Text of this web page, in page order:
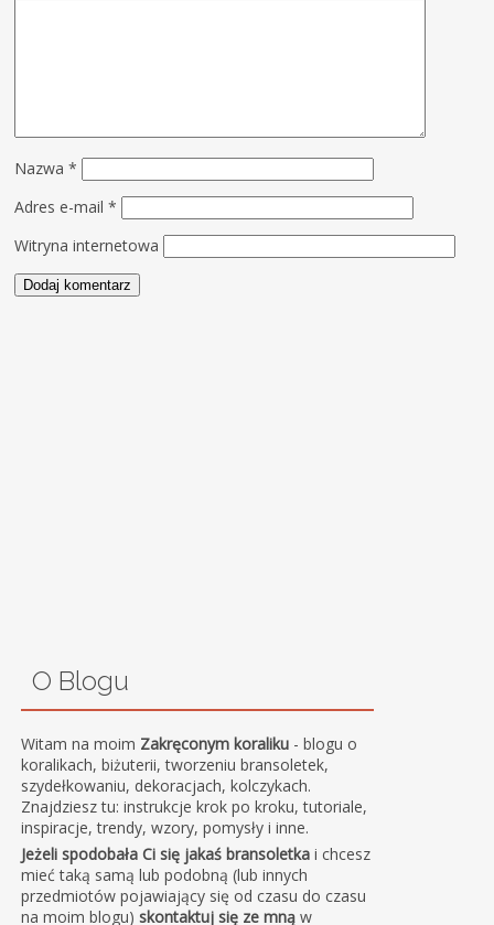
Nazwa*
Adres e-mail*
Witryna internetowa
O Blogu
Witam na moim Zakręconym koraliku - blogu o
koralikach, biżuterii, tworzeniu bransoletek,
szydełkowaniu, dekoracjach, kolczykach.
Znajdziesz tu: instrukcje krok po kroku, tutoriale,
inspiracje, trendy, wzory, pomysły i inne.
Jeżeli spodobała Ci się jakaś bransoletka i chcesz
mieć taką samą lub podobną (lub innych
przedmiotów pojawiający się od czasu do czasu
na moim blogu)skontaktuj się ze mną w